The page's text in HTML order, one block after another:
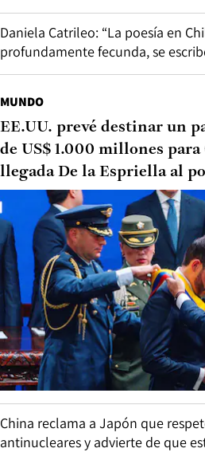
Daniela Catrileo: “La poesía en
profundamente fecunda, se
MUNDO
EE.UU. prevé destinar un
de US$ 1.000 millones
llegada De la Espriella al
China reclama a Japón que
antinucleares y advierte de que